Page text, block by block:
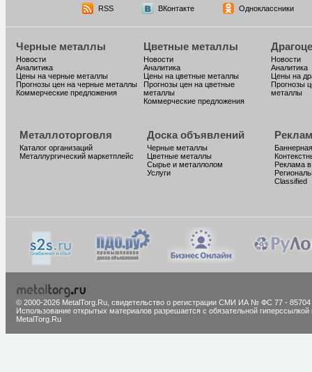
RSS ВКонтакте Одноклассники
Черные металлы
Новости
Аналитика
Цены на черные металлы
Прогнозы цен на черные металлы
Коммерческие предложения
Цветные металлы
Новости
Аналитика
Цены на цветные металлы
Прогнозы цен на цветные
металлы
Коммерческие предложения
Новости
Аналитика
Цены на
Прогнозы
металлы
Металлоторговля
Каталог организаций
Металлургический маркетплейс
Доска объявлений
Черные металлы
Цветные металлы
Сырье и металлолом
Услуги
Реклама
Classified
© 2000-2026 MetalTorg.Ru, cвидетельство о регистрации СМИ ИА № ФС 77 - 85704
Использование открытых материалов разрешается с обязательной гиперссылкой
MetalTorg.Ru